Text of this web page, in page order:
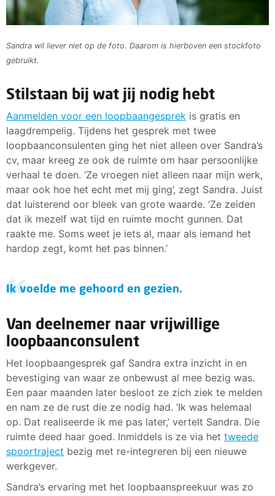
Sandra wil liever niet op de foto. Daarom is hierboven een stockfoto
gebruikt.
Stilstaan bij wat jij nodig hebt
Aanmelden voor een loopbaangesprek is gratis en
laagdrempelig. Tijdens het gesprek met twee
loopbaanconsulenten ging het niet alleen over Sandra’s
cv, maar kreeg ze ook de ruimte om haar persoonlijke
verhaal te doen. ‘Ze vroegen niet alleen naar mijn werk,
maar ook hoe het echt met mij ging’, zegt Sandra. Juist
dat luisterend oor bleek van grote waarde. ‘Ze zeiden
dat ik mezelf wat tijd en ruimte mocht gunnen. Dat
raakte me. Soms weet je iets al, maar als iemand het
hardop zegt, komt het pas binnen.’
Ik voelde me gehoord en gezien.
Van deelnemer naar vrijwillige
loopbaanconsulent
Het loopbaangesprek gaf Sandra extra inzicht in en
bevestiging van waar ze onbewust al mee bezig was.
Een paar maanden later besloot ze zich ziek te melden
en nam ze de rust die ze nodig had. ‘Ik was helemaal
op. Dat realiseerde ik me pas later,’ vertelt Sandra. Die
ruimte deed haar goed. Inmiddels is ze via het tweede
spoortraject bezig met re-integreren bij een nieuwe
werkgever.
Sandra’s ervaring met het loopbaanspreekuur was zo